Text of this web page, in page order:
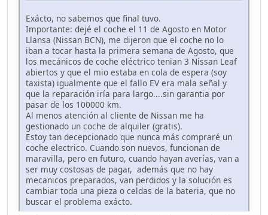
Exácto, no sabemos que final tuvo.
Importante: dejé el coche el 11 de Agosto en Motor
Llansa (Nissan BCN), me dijeron que el coche no lo
iban a tocar hasta la primera semana de Agosto, que
los mecánicos de coche eléctrico tenian 3 Nissan Leaf
abiertos y que el mio estaba en cola de espera (soy
taxista) igualmente que el fallo EV era mala señal y
que la reparación iría para largo....sin garantia por
pasar de los 100000 km.
Al menos atención al cliente de Nissan me ha
gestionado un coche de alquiler (gratis).
Estoy tan decepcionado que nunca más compraré un
coche electrico. Cuando son nuevos, funcionan de
maravilla, pero en futuro, cuando hayan averías, van a
ser muy costosas de pagar, además que no hay
mecanicos preparados, van perdidos y la solución es
cambiar toda una pieza o celdas de la bateria, que no
buscar el problema exácto.